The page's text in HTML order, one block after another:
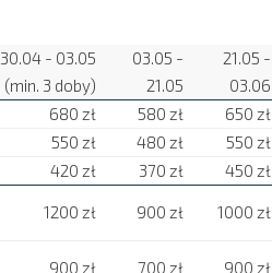
30.04 - 03.05
(min. 3 doby)
03.05 -
21.05
21.05 -
03.06
680 zł 580 zł 650 zł
550 zł 480 zł 550 zł
420 zł 370 zł 450 zł
1200 zł 900 zł 1000 zł
900 zł 700 zł 900 zł